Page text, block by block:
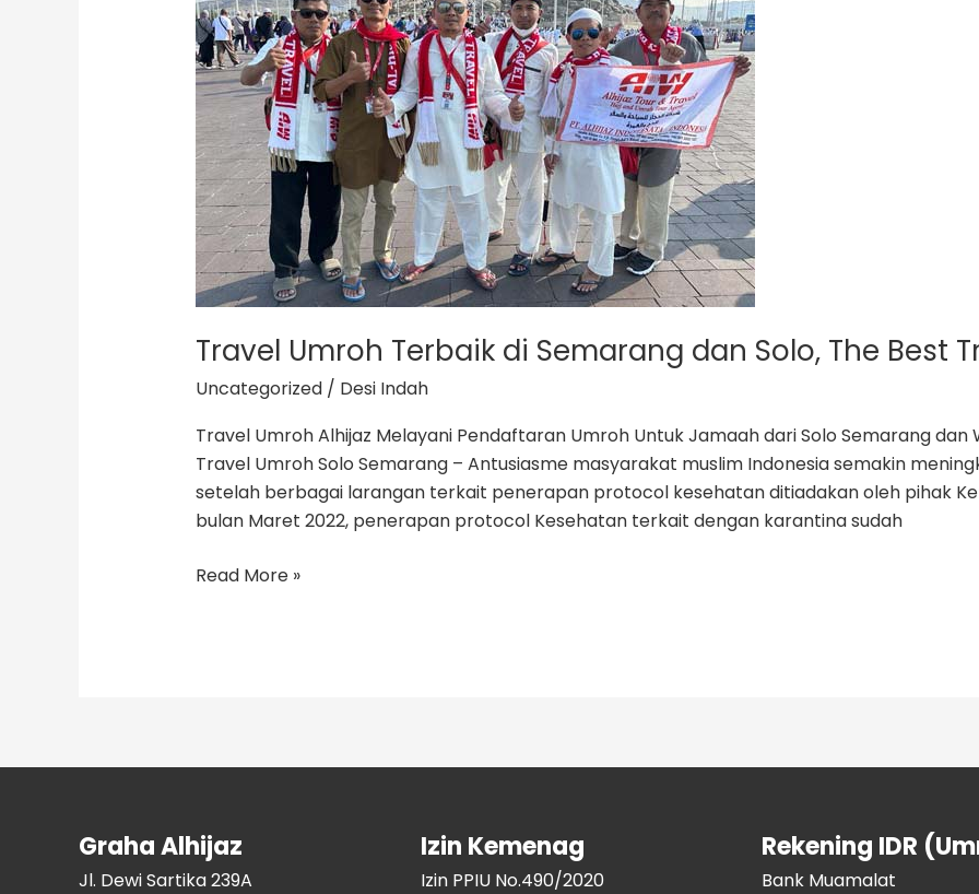
Travel Umroh Terbaik di Semarang dan Solo, The Best
Uncategorized/ Desi Indah
Travel Umroh Alhijaz Melayani Pendaftaran Umroh Untuk Jamaah dari Solo Semarang dan
Travel Umroh Solo Semarang – Antusiasme masyarakat muslim Indonesia semakin
setelah berbagai larangan terkait penerapan protocol kesehatan ditiadakan oleh pihak
bulan Maret 2022, penerapan protocol Kesehatan terkait dengan karantina sudah
Semarang
dan
Solo,
The
Best
Travel
Read More »
Graha Alhijaz
Jl. Dewi Sartika 239A
Izin Kemenag
Izin PPIU No.490/2020
Rekening IDR
Bank Muamalat